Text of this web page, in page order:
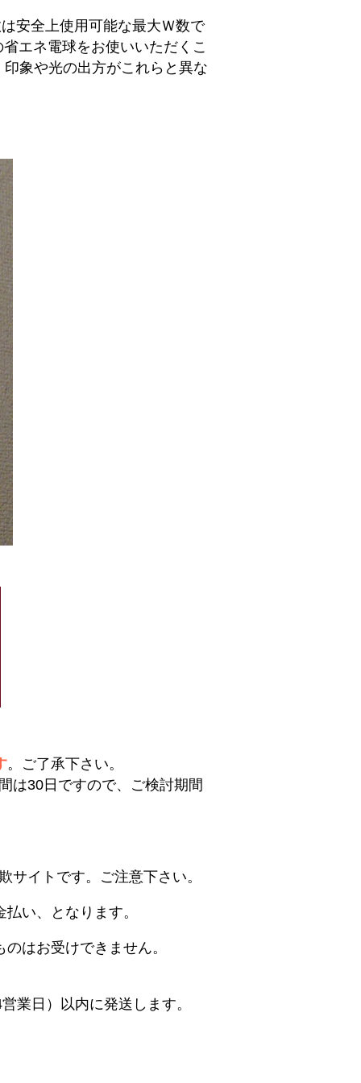
安全上使用可能な最大Ｗ数で
エネ電球をお使いいただくこ
象や光の出方がこれらと異な
。ご了承下さい。
は30日ですので、ご検討期間
サイトです。ご注意下さい。
い、となります。
はお受けできません。
業日）以内に発送します。